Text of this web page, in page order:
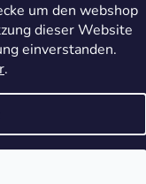
um den webshop
dieser Website
einverstanden.
.
ändern